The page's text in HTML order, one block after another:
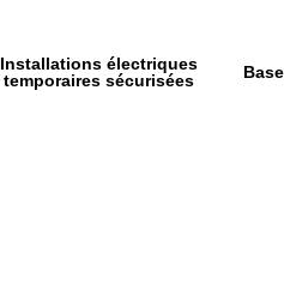
Installations électriques
temporaires sécurisées